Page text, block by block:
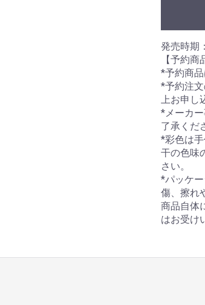
発売時期
【予約商
*予約商
*予約注
上お申し
*メーカ
了承くだ
*彩色は
干の色味
さい。
*パッケ
傷、擦れ
商品自体
はお受け